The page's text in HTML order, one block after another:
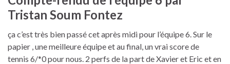
Tristan Soum Fontez
ça c’est très bien passé cet après midi pour l’équipe 6. Sur le
papier , une meilleure équipe et au final, un vrai score de
tennis 6/*0 pour nous. 2 perfs de la part de Xavier et Eric et en